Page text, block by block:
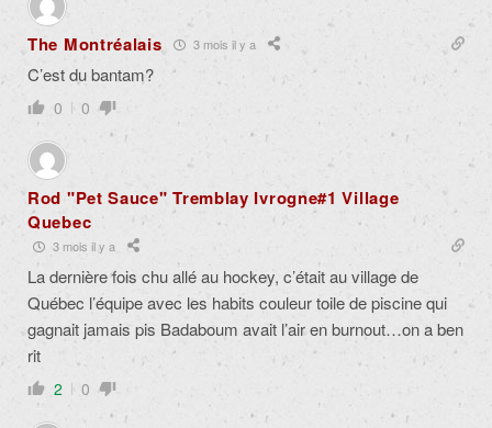
The Montréalais 3 mois il y a
C’est du bantam?
0 0
Rod "Pet Sauce" Tremblay Ivrogne#1 Village
Quebec
3 mois il y a
La dernière fois chu allé au hockey, c’était au village de
Québec l’équipe avec les habits couleur toile de piscine qui
gagnait jamais pis Badaboum avait l’air en burnout…on a ben
rit
2 0